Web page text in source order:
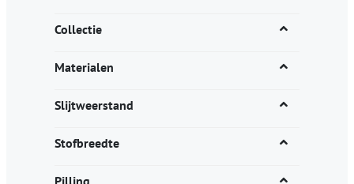
Collectie
Materialen
Slijtweerstand
Stofbreedte
Pilling